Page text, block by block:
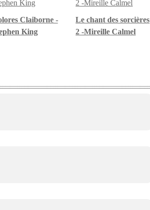
Claiborne -
King
Le chant des sorcières
2 -Mireille Calmel